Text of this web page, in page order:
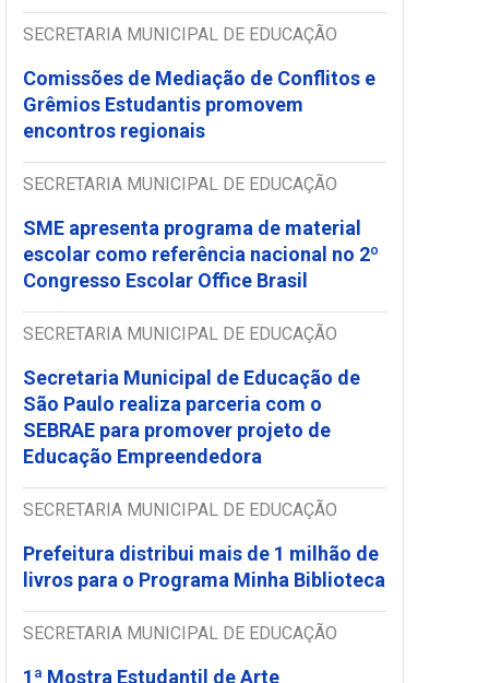
SECRETARIA MUNICIPAL DE EDUCAÇÃO
Comissões de Mediação de Conflitos e
Grêmios Estudantis promovem
encontros regionais
SECRETARIA MUNICIPAL DE EDUCAÇÃO
SME apresenta programa de material
escolar como referência nacional no 2º
Congresso Escolar Office Brasil
SECRETARIA MUNICIPAL DE EDUCAÇÃO
Secretaria Municipal de Educação de
São Paulo realiza parceria com o
SEBRAE para promover projeto de
Educação Empreendedora
SECRETARIA MUNICIPAL DE EDUCAÇÃO
Prefeitura distribui mais de 1 milhão de
livros para o Programa Minha Biblioteca
SECRETARIA MUNICIPAL DE EDUCAÇÃO
1ª Mostra Estudantil de Arte